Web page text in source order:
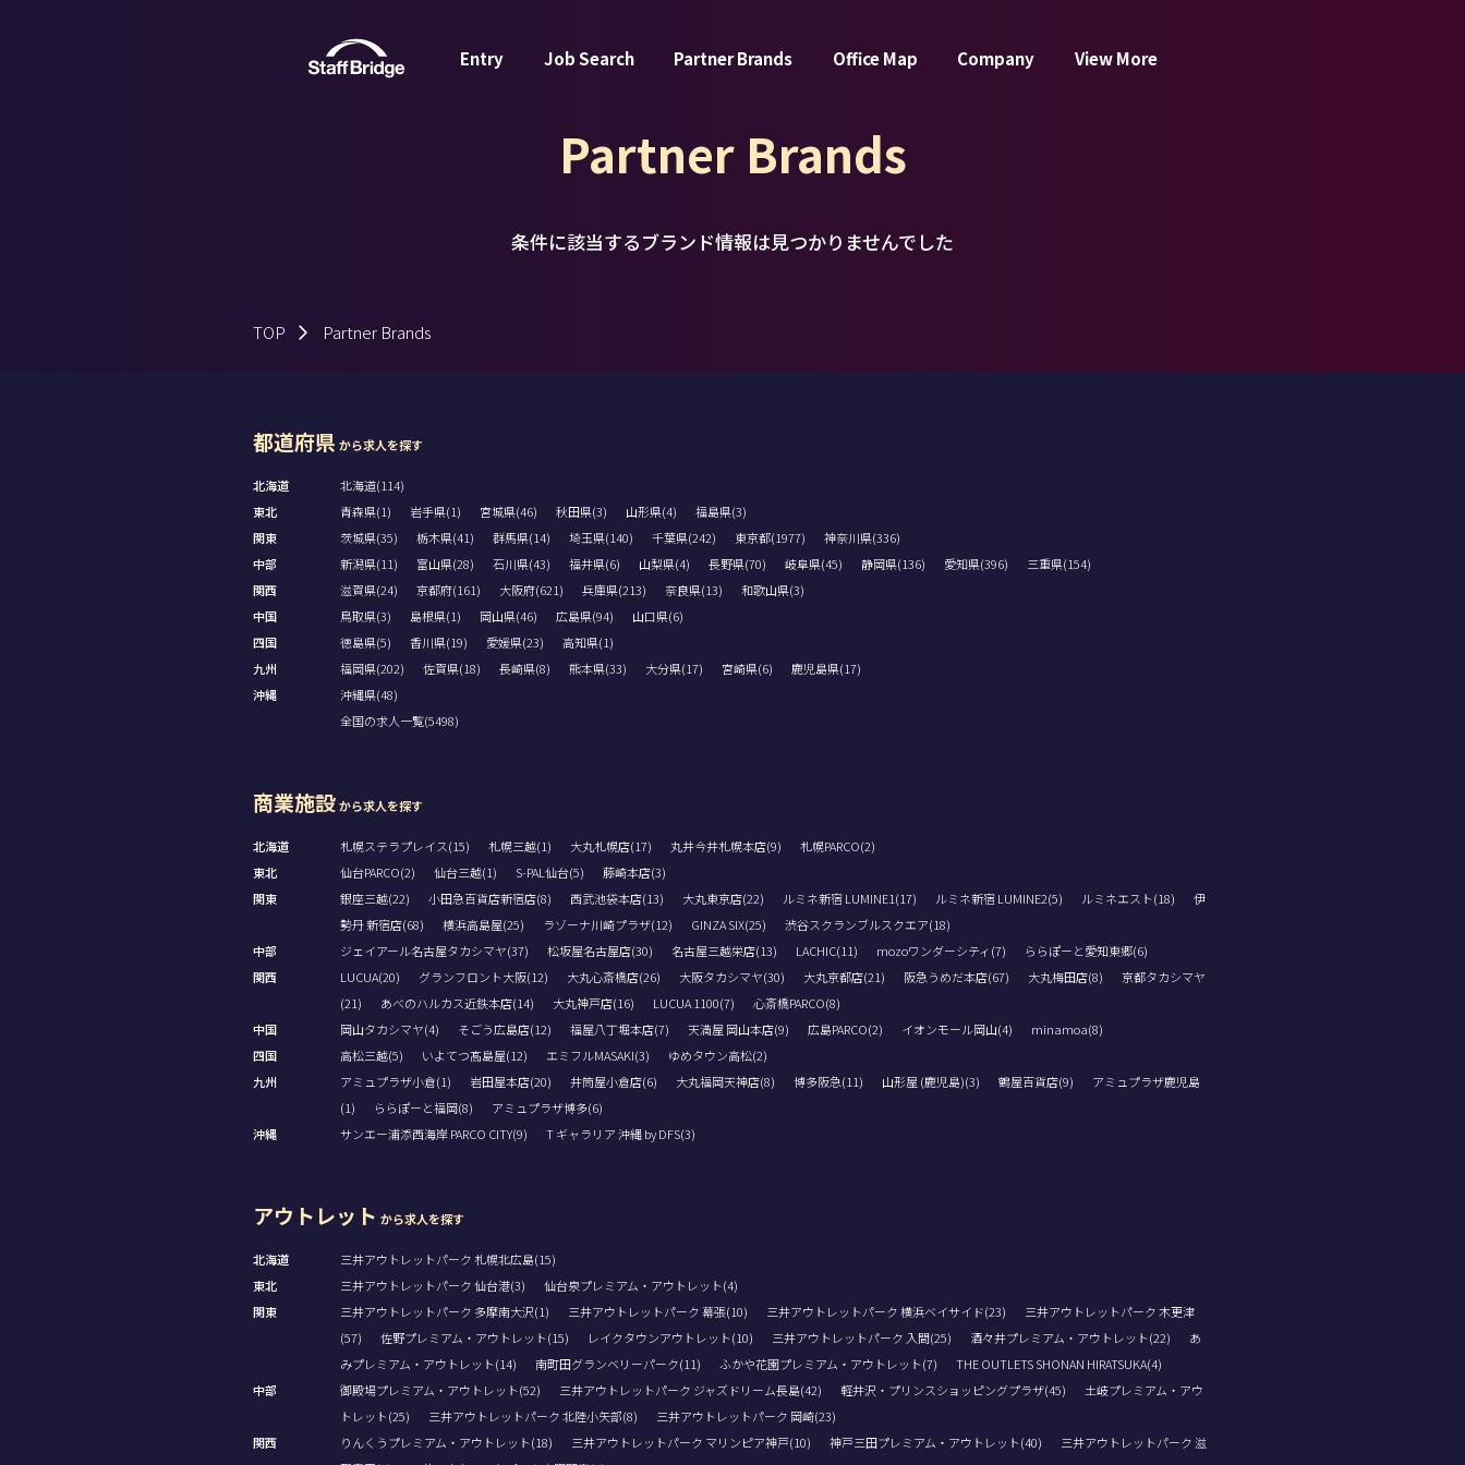
Entry Job Search Partner Brands Office Map Company View More
Partner Brands
条件に該当するブランド情報は見つかりませんでした
TOP Partner Brands
都道府県 から求人を探す
北海道
北海道(114)
東北
青森県(1) 岩手県(1) 宮城県(46) 秋田県(3) 山形県(4)
福島県(3)
関東
茨城県(35) 栃木県(41) 群馬県(14) 埼玉県(140) 千葉県(242) 東京都(1977)
神奈川県(336)
中部
新潟県(11) 富山県(28) 石川県(43) 福井県(6) 山梨県(4) 長野県(70) 岐阜県(45) 静岡県(136) 愛知県(396)
三重県(154)
関西
滋賀県(24) 京都府(161) 大阪府(621) 兵庫県(213) 奈良県(13)
和歌山県(3)
中国
鳥取県(3) 島根県(1) 岡山県(46) 広島県(94)
山口県(6)
四国
徳島県(5) 香川県(19) 愛媛県(23)
高知県(1)
九州
福岡県(202) 佐賀県(18) 長崎県(8) 熊本県(33) 大分県(17) 宮崎県(6)
鹿児島県(17)
沖縄
沖縄県(48)
全国の求人一覧(5498)
商業施設から求人を探す
北海道 札幌ステラプレイス(15) 札幌三越(1) 大丸札幌店(17) 丸井今井札幌本店(9)
札幌PARCO(2)
東北
仙台PARCO(2) 仙台三越(1) S-PAL仙台(5)
藤崎本店(3)
関東
銀座三越(22) 小田急百貨店新宿店(8) 西武池袋本店(13) 大丸東京店(22) ルミネ新宿 LUMINE1(17) ルミネ新宿 LUMINE2(5) ルミネエスト(18)
伊
勢丹 新宿店(68)
横浜高島屋(25) ラゾーナ川崎プラザ(12) GINZA SIX(25)
渋谷スクランブルスクエア(18)
中部
ジェイアール名古屋タカシマヤ(37) 松坂屋名古屋店(30) 名古屋三越栄店(13) LACHIC(11) mozoワンダーシティ(7)
ららぽーと愛知東郷(6)
関西
LUCUA(20) グランフロント大阪(12) 大丸心斎橋店(26) 大阪タカシマヤ(30) 大丸京都店(21) 阪急うめだ本店(67) 大丸梅田店(8)
京都タカシマヤ
(21)
あべのハルカス近鉄本店(14) 大丸神戸店(16) LUCUA 1100(7)
心斎橋PARCO(8)
中国
岡山タカシマヤ(4) そごう広島店(12) 福屋八丁堀本店(7) 天満屋 岡山本店(9) 広島PARCO(2) イオンモール岡山(4)
minamoa(8)
四国
高松三越(5) いよてつ髙島屋(12) エミフルMASAKI(3)
ゆめタウン高松(2)
九州
アミュプラザ小倉(1) 岩田屋本店(20) 井筒屋小倉店(6) 大丸福岡天神店(8) 博多阪急(11) 山形屋 (鹿児島)(3) 鶴屋百貨店(9)
アミュプラザ鹿児島
(1)
ららぽーと福岡(8)
アミュプラザ博多(6)
沖縄
サンエー浦添西海岸 PARCO CITY(9) T ギャラリア 沖縄 by DFS(3)
アウトレット から求人を探す
北海道
三井アウトレットパーク 札幌北広島(15)
東北
三井アウトレットパーク 仙台港(3)
仙台泉プレミアム・アウトレット(4)
関東
三井アウトレットパーク 多摩南大沢(1) 三井アウトレットパーク 幕張(10) 三井アウトレットパーク 横浜ベイサイド(23)
三井アウトレットパーク 木更津
(57)
佐野プレミアム・アウトレット(15) レイクタウンアウトレット(10) 三井アウトレットパーク 入間(25) 酒々井プレミアム・アウトレット(22)
あ
みプレミアム・アウトレット(14)
南町田グランベリーパーク(11) ふかや花園プレミアム・アウトレット(7)
THE OUTLETS SHONAN HIRATSUKA(4)
中部
御殿場プレミアム・アウトレット(52) 三井アウトレットパーク ジャズドリーム長島(42) 軽井沢・プリンスショッピングプラザ(45)
土岐プレミアム・アウ
トレット(25)
三井アウトレットパーク 北陸小矢部(8)
三井アウトレットパーク 岡崎(23)
関西
りんくうプレミアム・アウトレット(18) 三井アウトレットパーク マリンピア神戸(10) 神戸三田プレミアム・アウトレット(40)
三井アウトレットパーク 滋